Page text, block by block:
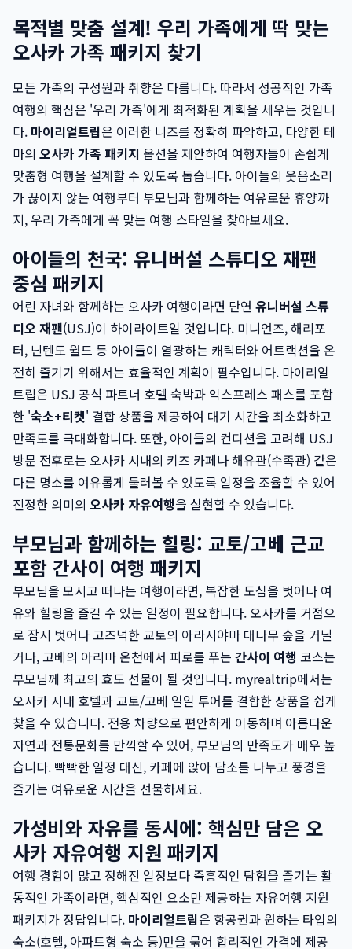
목적별 맞춤 설계! 우리 가족에게 딱 맞는
오사카 가족 패키지 찾기
모든 가족의 구성원과 취향은 다릅니다. 따라서 성공적인 가족
여행의 핵심은 '우리 가족'에게 최적화된 계획을 세우는 것입니
다. 마이리얼트립은 이러한 니즈를 정확히 파악하고, 다양한 테
마의 오사카 가족 패키지 옵션을 제안하여 여행자들이 손쉽게
맞춤형 여행을 설계할 수 있도록 돕습니다. 아이들의 웃음소리
가 끊이지 않는 여행부터 부모님과 함께하는 여유로운 휴양까
지, 우리 가족에게 꼭 맞는 여행 스타일을 찾아보세요.
아이들의 천국: 유니버설 스튜디오 재팬
중심 패키지
어린 자녀와 함께하는 오사카 여행이라면 단연 유니버설 스튜
디오 재팬(USJ)이 하이라이트일 것입니다. 미니언즈, 해리포
터, 닌텐도 월드 등 아이들이 열광하는 캐릭터와 어트랙션을 온
전히 즐기기 위해서는 효율적인 계획이 필수입니다. 마이리얼
트립은 USJ 공식 파트너 호텔 숙박과 익스프레스 패스를 포함
한 '숙소+티켓' 결합 상품을 제공하여 대기 시간을 최소화하고
만족도를 극대화합니다. 또한, 아이들의 컨디션을 고려해 USJ
방문 전후로는 오사카 시내의 키즈 카페나 해유관(수족관) 같은
다른 명소를 여유롭게 둘러볼 수 있도록 일정을 조율할 수 있어
진정한 의미의 오사카 자유여행을 실현할 수 있습니다.
부모님과 함께하는 힐링: 교토/고베 근교
포함 간사이 여행 패키지
부모님을 모시고 떠나는 여행이라면, 복잡한 도심을 벗어나 여
유와 힐링을 즐길 수 있는 일정이 필요합니다. 오사카를 거점으
로 잠시 벗어나 고즈넉한 교토의 아라시야마 대나무 숲을 거닐
거나, 고베의 아리마 온천에서 피로를 푸는 간사이 여행 코스는
부모님께 최고의 효도 선물이 될 것입니다. myrealtrip에서는
오사카 시내 호텔과 교토/고베 일일 투어를 결합한 상품을 쉽게
찾을 수 있습니다. 전용 차량으로 편안하게 이동하며 아름다운
자연과 전통문화를 만끽할 수 있어, 부모님의 만족도가 매우 높
습니다. 빡빡한 일정 대신, 카페에 앉아 담소를 나누고 풍경을
즐기는 여유로운 시간을 선물하세요.
가성비와 자유를 동시에: 핵심만 담은 오
사카 자유여행 지원 패키지
여행 경험이 많고 정해진 일정보다 즉흥적인 탐험을 즐기는 활
동적인 가족이라면, 핵심적인 요소만 제공하는 자유여행 지원
패키지가 정답입니다. 마이리얼트립은 항공권과 원하는 타입의
숙소(호텔, 아파트형 숙소 등)만을 묶어 합리적인 가격에 제공